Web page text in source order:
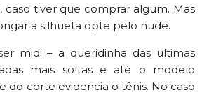
caso tiver que comprar algum. Mas
a silhueta opte pelo nude.
midi – a queridinha das ultimas
mais soltas e até o modelo
do corte evidencia o tênis. No caso